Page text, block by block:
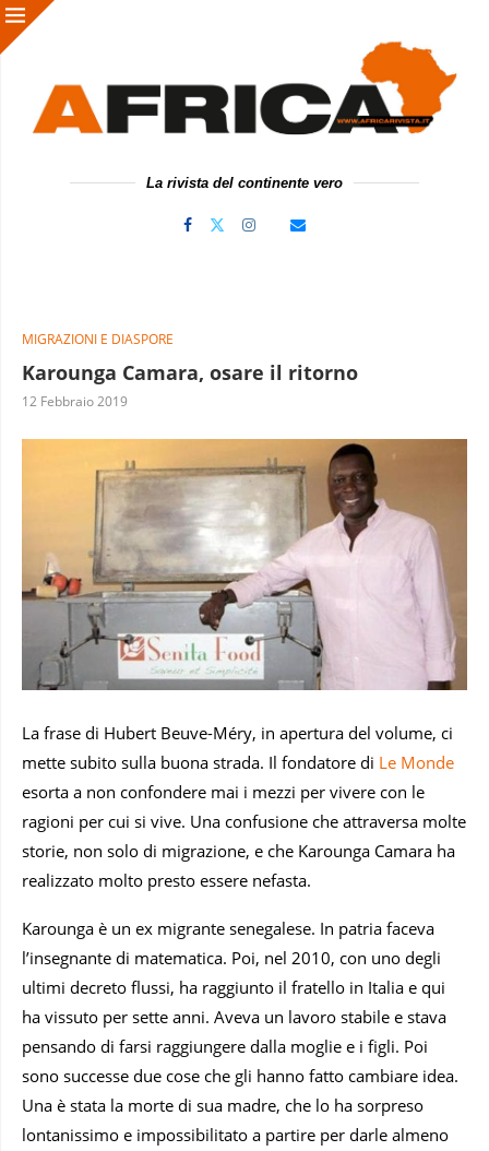
La rivista del continente vero
MIGRAZIONI E DIASPORE
Karounga Camara, osare il ritorno
12 Febbraio 2019
La frase di Hubert Beuve-Méry, in apertura del volume, ci
mette subito sulla buona strada. Il fondatore di Le Monde
esorta a non confondere mai i mezzi per vivere con le
ragioni per cui si vive. Una confusione che attraversa molte
storie, non solo di migrazione, e che Karounga Camara ha
realizzato molto presto essere nefasta.
Karounga è un ex migrante senegalese. In patria faceva
l’insegnante di matematica. Poi, nel 2010, con uno degli
ultimi decreto flussi, ha raggiunto il fratello in Italia e qui
ha vissuto per sette anni. Aveva un lavoro stabile e stava
pensando di farsi raggiungere dalla moglie e i figli. Poi
sono successe due cose che gli hanno fatto cambiare idea.
Una è stata la morte di sua madre, che lo ha sorpreso
lontanissimo e impossibilitato a partire per darle almeno